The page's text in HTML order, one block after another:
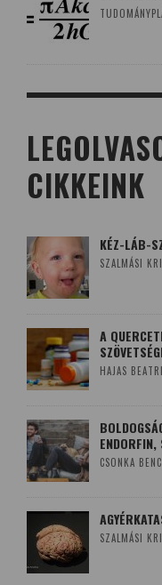
CIKKEINK
KÉZ-LÁB-
SZALMÁSI
A
HAJAS
CSONKA
SZALMÁSI